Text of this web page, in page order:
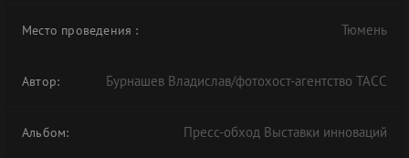
Место проведения : Тюмень
Автор: Бурнашев Владислав/фотохост-агентство ТАСС
Альбом: Пресс-обход Выставки инноваций